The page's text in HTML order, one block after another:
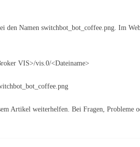
den Namen switchbot_bot_coffee.png. Im
VIS>/vis.0/<Dateiname>
Artikel weiterhelfen. Bei Fragen, Probleme